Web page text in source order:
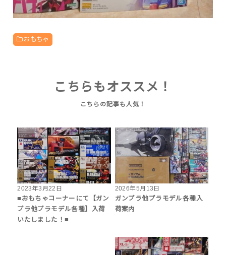
おもちゃ
こちらもオススメ！
2023年3月22日
■おもちゃコーナーにて【ガン
プラ他プラモデル各種】入荷
いたしました！■
2026年5月13日
ガンプラ他プラモデル各種入
荷案内